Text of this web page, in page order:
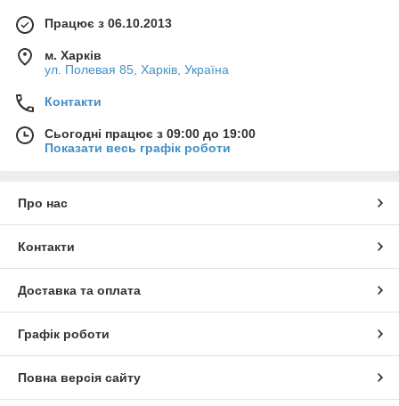
Працює з 06.10.2013
м. Харків
ул. Полевая 85, Харків, Україна
Контакти
Сьогодні працює з 09:00 до 19:00
Показати весь графік роботи
Про нас
Контакти
Доставка та оплата
Графік роботи
Повна версія сайту